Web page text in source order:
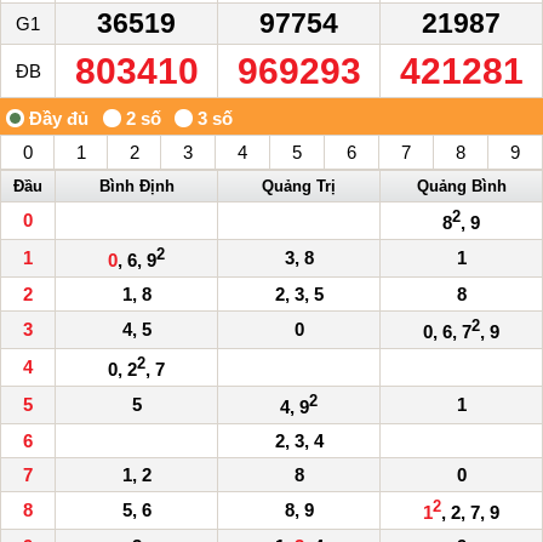
G1 36519 97754 21987
ĐB 803410 969293 421281
0 1 2 3 4 5 6 7 8 9
Đầu Bình Định Quảng Trị Quảng Bình
0 82, 9
1
0, 6, 92 3, 8
1
2
1, 8 2, 3, 5
8
3
4, 5 0 0, 6, 72, 9
4
0, 22, 7
5
5 4, 92
1
6
2, 3, 4
7
1, 2 8
0
8
5, 6 8, 9 12, 2, 7, 9